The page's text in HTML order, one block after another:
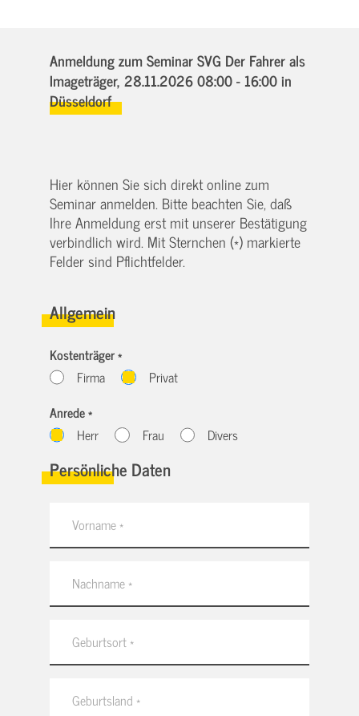
Anmeldung zum Seminar SVG Der Fahrer als
Imageträger, 28.11.2026 08:00 - 16:00in
Düsseldorf
Hier können Sie sich direkt online zum
Seminar anmelden. Bitte beachten Sie, daß
Ihre Anmeldung erst mit unserer Bestätigung
verbindlich wird. Mit Sternchen (*) markierte
Felder sind Pflichtfelder.
Allgemein
Kostenträger *
Firma
Privat
Anrede *
Herr
Frau Divers
Persönliche Daten